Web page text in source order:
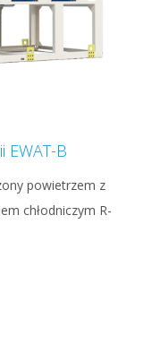
EWAT-B
powietrzem z
chłodniczym R-